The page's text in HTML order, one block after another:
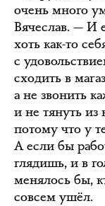
очень много
Вячеслав. — И
хоть как-то
с
сходить в
а не звонить
и не тянуть из
потому что у
А если бы
глядишь, и в
менялось бы,
совсем ушёл.